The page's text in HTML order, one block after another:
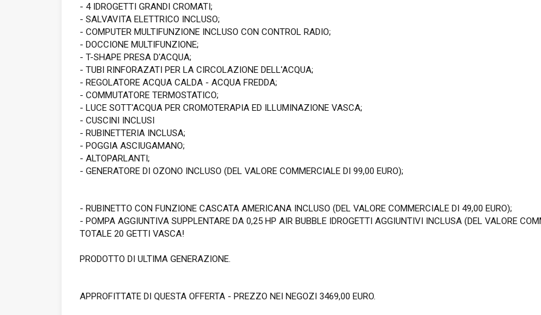
- 4 IDROGETTI GRANDI CROMATI;
- SALVAVITA ELETTRICO INCLUSO;
- COMPUTER MULTIFUNZIONE INCLUSO CON CONTROL RADIO;
- DOCCIONE MULTIFUNZIONE;
- T-SHAPE PRESA D'ACQUA;
- TUBI RINFORAZATI PER LA CIRCOLAZIONE DELL'ACQUA;
- REGOLATORE ACQUA CALDA - ACQUA FREDDA;
- COMMUTATORE TERMOSTATICO;
- LUCE SOTT'ACQUA PER CROMOTERAPIA ED ILLUMINAZIONE VASCA;
- CUSCINI INCLUSI
- RUBINETTERIA INCLUSA;
- POGGIA ASCIUGAMANO;
- ALTOPARLANTI;
- GENERATORE DI OZONO INCLUSO (DEL VALORE COMMERCIALE DI 99,00 EURO);
- RUBINETTO CON FUNZIONE CASCATA AMERICANA INCLUSO (DEL VALORE COMMERCIALE DI 49,00 EURO);
- POMPA AGGIUNTIVA SUPPLENTARE DA 0,25 HP AIR BUBBLE IDROGETTI AGGIUNTIVI INCLUSA (DEL VALORE
TOTALE 20 GETTI VASCA!
PRODOTTO DI ULTIMA GENERAZIONE.
APPROFITTATE DI QUESTA OFFERTA - PREZZO NEI NEGOZI 3469,00 EURO.